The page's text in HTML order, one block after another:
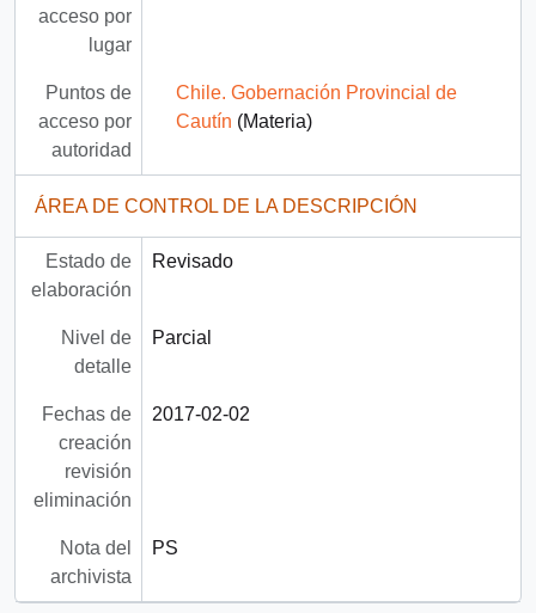
acceso por
lugar
Puntos de
acceso por
autoridad
Chile. Gobernación Provincial de
Cautín (Materia)
ÁREA DE CONTROL DE LA DESCRIPCIÓN
Estado de
elaboración
Revisado
Nivel de
detalle
Parcial
Fechas de
creación
revisión
eliminación
2017-02-02
Nota del
archivista
PS